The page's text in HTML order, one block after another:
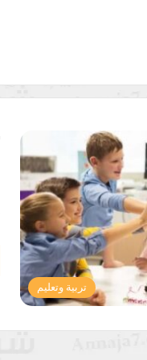
تربية وتعليم